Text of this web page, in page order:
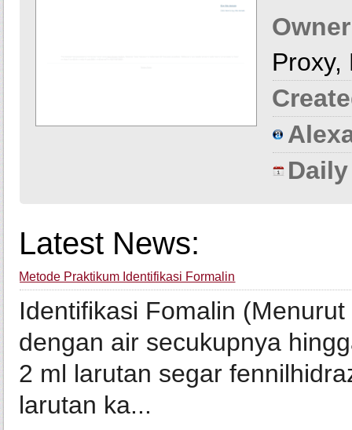
Proxy,
Latest News:
Metode Praktikum Identifikasi Formalin
Identifikasi Fomalin
dengan air secukupnya
2 ml larutan segar
larutan ka...